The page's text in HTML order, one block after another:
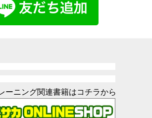
ーニング関連書籍はコチラから